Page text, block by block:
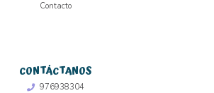
Contacto
CONTÁCTANOS
976938304